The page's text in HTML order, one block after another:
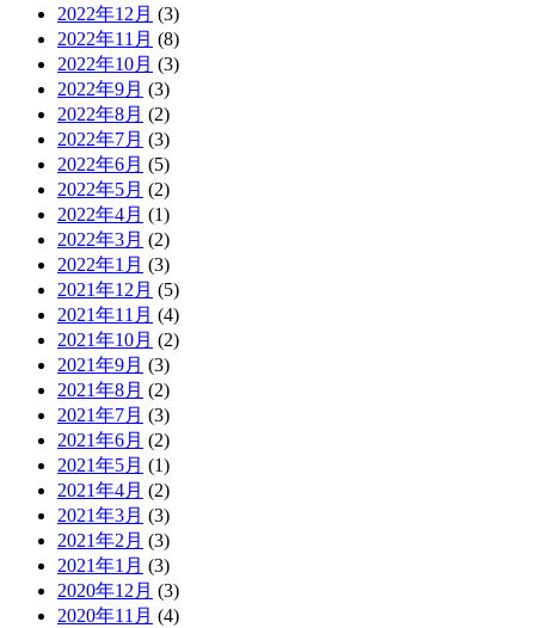
2022年12月 (3)
2022年11月 (8)
2022年10月 (3)
2022年9月 (3)
2022年8月 (2)
2022年7月 (3)
2022年6月 (5)
2022年5月 (2)
2022年4月 (1)
2022年3月 (2)
2022年1月 (3)
2021年12月 (5)
2021年11月 (4)
2021年10月 (2)
2021年9月 (3)
2021年8月 (2)
2021年7月 (3)
2021年6月 (2)
2021年5月 (1)
2021年4月 (2)
2021年3月 (3)
2021年2月 (3)
2021年1月 (3)
2020年12月 (3)
2020年11月 (4)